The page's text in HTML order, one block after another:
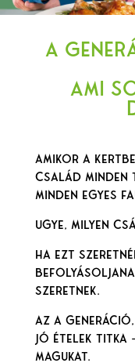
A
ami
Amikor a
család
minden egyes
Ugye, milyen
Ha ezt
szeretnek.
Az a
jó ételek titka
magukat.